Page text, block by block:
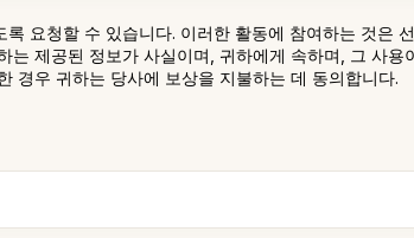
요청할 수 있습니다. 이러한 활동에 참여하는 것은
제공된 정보가 사실이며, 귀하에게 속하며, 그 사용
경우 귀하는 당사에 보상을 지불하는 데 동의합니다.